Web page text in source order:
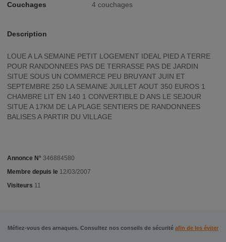
Couchages 4 couchages
Description
LOUE A LA SEMAINE PETIT LOGEMENT IDEAL PIED A TERRE
POUR RANDONNEES PAS DE TERRASSE PAS DE JARDIN
SITUE SOUS UN COMMERCE PEU BRUYANT JUIN ET
SEPTEMBRE 250 LA SEMAINE JUILLET AOUT 350 EUROS 1
CHAMBRE LIT EN 140 1 CONVERTIBLE D ANS LE SEJOUR
SITUE A 17KM DE LA PLAGE SENTIERS DE RANDONNEES
BALISES A PARTIR DU VILLAGE
Annonce N° 346884580
Membre depuis le 12/03/2007
Visiteurs 11
Méfiez-vous des arnaques. Consultez nos conseils de sécurité afin de les éviter